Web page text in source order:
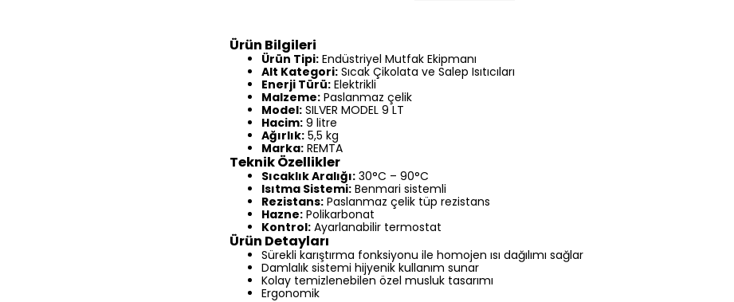
Ürün Bilgileri
Ürün Tipi: Endüstriyel Mutfak Ekipmanı
Alt Kategori: Sıcak Çikolata ve Salep Isıtıcıları
Enerji Türü: Elektrikli
Malzeme: Paslanmaz çelik
Model: SILVER MODEL 9 LT
Hacim: 9 litre
Ağırlık: 5,5 kg
Marka: REMTA
Teknik Özellikler
Sıcaklık Aralığı: 30°C – 90°C
Isıtma Sistemi: Benmari sistemli
Rezistans: Paslanmaz çelik tüp rezistans
Hazne: Polikarbonat
Kontrol: Ayarlanabilir termostat
Ürün Detayları
Sürekli karıştırma fonksiyonu ile homojen ısı dağılımı sağlar
Damlalık sistemi hijyenik kullanım sunar
Kolay temizlenebilen özel musluk tasarımı
Ergonomik